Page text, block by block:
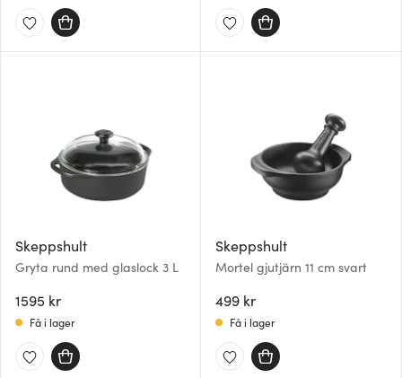
Skeppshult
Gryta rund med glaslock 3 L
1595 kr
Få i lager
Skeppshult
Mortel gjutjärn 11 cm svart
499 kr
Få i lager